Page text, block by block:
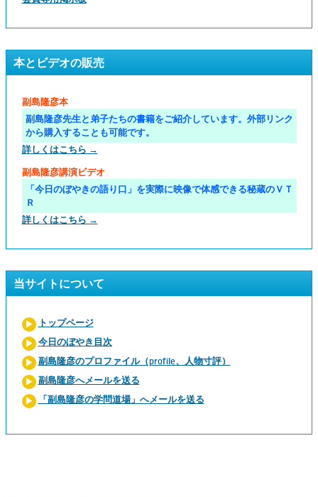
本とビデオの販売
副島隆彦本
副島隆彦先生と弟子たちの書籍をご紹介しています。外部リンク
から購入することも可能です。
詳しくはこちら →
副島隆彦講演ビデオ
「今日のぼやきの語り口」を実際に映像で体感できる秘蔵のＶＴ
Ｒ
詳しくはこちら →
当サイトについて
トップページ
今日のぼやき目次
副島隆彦のプロファイル（profile、人物寸評）
副島隆彦へメールを送る
「副島隆彦の学問道場」へメールを送る